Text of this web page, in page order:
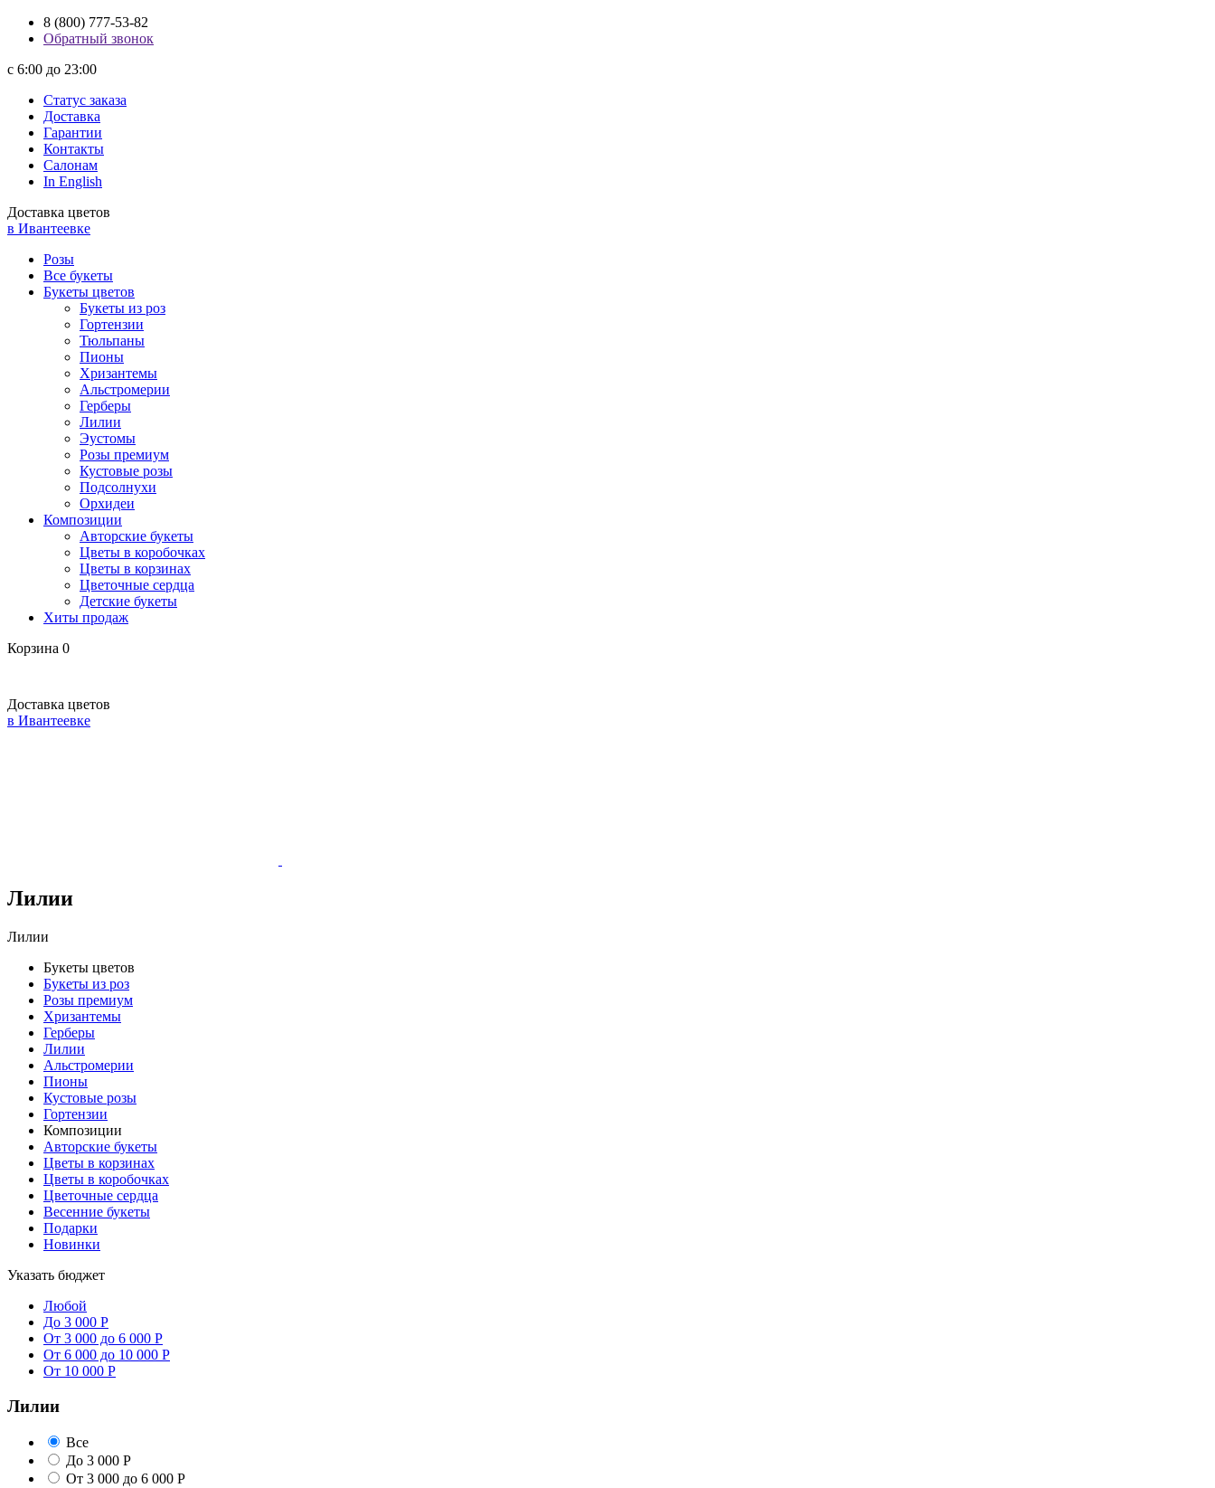
8 (800) 777-53-82
Обратный звонок
с 6:00 до 23:00
Статус заказа
Доставка
Гарантии
Контакты
Салонам
In English
Доставка цветов
в Ивантеевке
Розы
Все букеты
Букеты цветов
Букеты из роз
Гортензии
Тюльпаны
Пионы
Хризантемы
Альстромерии
Герберы
Лилии
Эустомы
Розы премиум
Кустовые розы
Подсолнухи
Орхидеи
Композиции
Авторские букеты
Цветы в коробочках
Цветы в корзинах
Цветочные сердца
Детские букеты
Хиты продаж
Корзина 0
Доставка цветов
в Ивантеевке
Лилии
Лилии
Букеты цветов
Букеты из роз
Розы премиум
Хризантемы
Герберы
Лилии
Альстромерии
Пионы
Кустовые розы
Гортензии
Композиции
Авторские букеты
Цветы в корзинах
Цветы в коробочках
Цветочные сердца
Весенние букеты
Подарки
Новинки
Указать бюджет
Любой
До 3 000 Р
От 3 000 до 6 000 Р
От 6 000 до 10 000 Р
От 10 000 Р
Лилии
Все
До 3 000 Р
От 3 000 до 6 000 Р